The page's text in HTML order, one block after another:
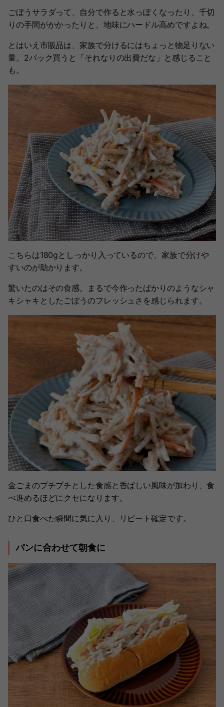
ごぼうサラダって、自分で作ると水っぽくなったり、千切
りの手間がかかったりと、地味にハードル高めですよね。
とはいえ市販品は、家族で分けるにはちょっと物足りない
量。2パック買うと「それなりの出費だな」と感じること
も。
こちらは180gとしっかり入っているので、家族で分けや
すいのが助かります。
驚いたのはその食感。まるで今作ったばかりのようなシャ
キシャキとしたごぼうのフレッシュさを感じられます。
金ごまのプチプチとした食感と香ばしい風味が加わり、食
べ進めるほどにクセになります。
ひと口食べた瞬間に気に入り、リピート確定です。
パンに合わせて朝食に